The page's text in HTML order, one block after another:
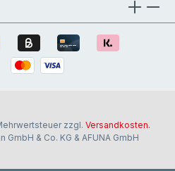
zzgl. Versandkosten.
& Co. KG & AFUNA GmbH